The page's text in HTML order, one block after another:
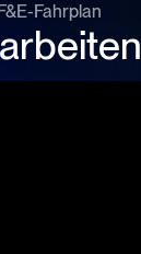
Fahrplan